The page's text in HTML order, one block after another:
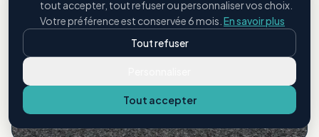
Étanchéité bitumineuse
Membranes et revêtements bitume
tout accepter, tout refuser ou personnaliser vos choix.
Votre préférence est conservée 6 mois. En savoir plus
Tout refuser
Tout accepter